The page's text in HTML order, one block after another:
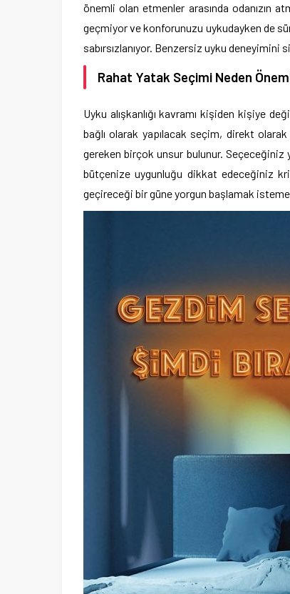
önemli olan etmenler arasında odanızın
geçmiyor ve konforunuzu uykudayken de
sabırsızlanıyor. Benzersiz uyku
Rahat Yatak Seçimi Neden
Uyku alışkanlığı kavramı kişiden kişiye
bağlı olarak yapılacak seçim, direkt
gereken birçok unsur bulunur. Seçeceğiniz
bütçenize uygunluğu dikkat edeceğiniz
geçireceği bir güne yorgun başlamak